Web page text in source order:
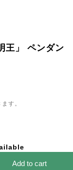
王」 ペンダン
す。
Add to cart